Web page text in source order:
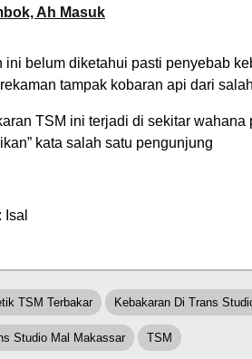
Ah Masuk
ini belum diketahui pasti penyebab
tampak kobaran api dari
TSM ini terjadi di sekitar
kata salah satu pengunjung
Isal
TSM Terbakar Kebakaran Di Trans
Studio Mal Makassar TSM